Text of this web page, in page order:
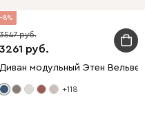
Горчичный
8
3261
Диван модульный Этен
+118